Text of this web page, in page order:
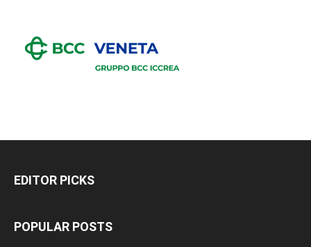
EDITOR PICKS
POPULAR POSTS